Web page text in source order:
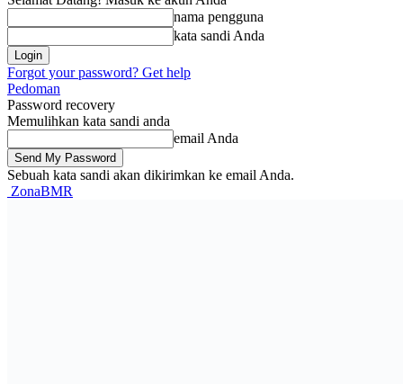
nama pengguna
kata sandi Anda
Forgot your password? Get help
Pedoman
Password recovery
Memulihkan kata sandi anda
email Anda
Sebuah kata sandi akan dikirimkan ke email Anda.
ZonaBMR